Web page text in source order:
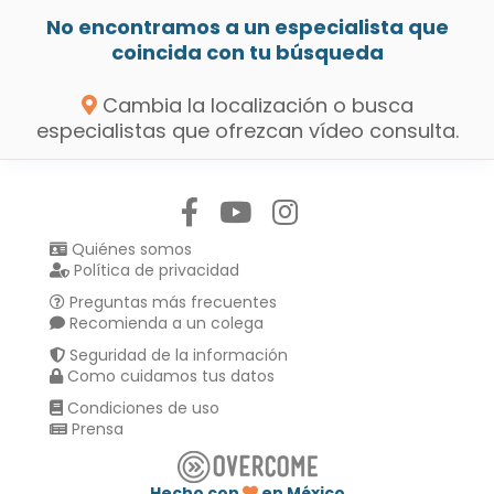
No encontramos a un especialista que
coincida con tu búsqueda
Cambia la localización o busca
especialistas que ofrezcan vídeo consulta.
Quiénes somos
Política de privacidad
Preguntas más frecuentes
Recomienda a un colega
Seguridad de la información
Como cuidamos tus datos
Condiciones de uso
Prensa